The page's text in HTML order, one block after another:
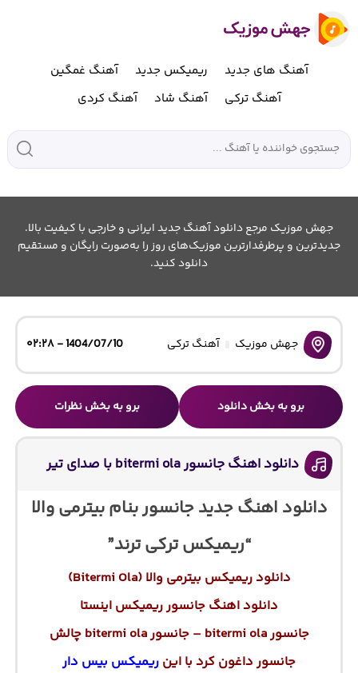
آهنگ های جدید ریمیکس جدید
آهنگ غمگین
آهنگ ترکی
آهنگ شاد آهنگ کردی
جهش موزیک مرجع دانلود آهنگ جدید ایرانی و خارجی با کیفیت بالا.
جدیدترین و پرطرفدارترین موزیک‌های روز را به‌صورت رایگان و مستقیم
دانلود کنید.
جهش موزیک آهنگ ترکی 1404/07/10 - ۰۲:۲۸
برو به بخش دانلود برو به بخش نظرات
دانلود اهنگ جانسور bitermi ola با صدای تیر
دانلود اهنگ جدید جانسور بنامبیترمی والا
“ریمیکس ترکی ترند”
دانلود ریمیکس بیترمی والا (Bitermi Ola)
دانلود اهنگ جانسور ریمیکس اینستا
جانسور bitermi ola – جانسور bitermi ola چالش
جانسور داغون کرد با این ریمیکس بیس دار